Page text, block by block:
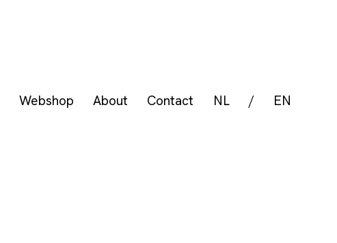
Webshop About Contact NL / EN